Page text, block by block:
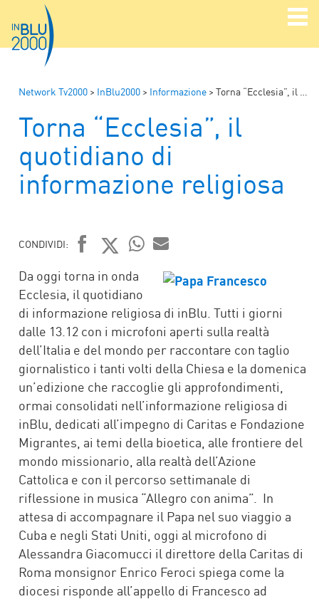
Network Tv2000 > InBlu2000 > Informazione > Torna “Ecclesia”, il quotidiano di informazione religiosa
Torna “Ecclesia”, il
quotidiano di
informazione religiosa
CONDIVIDI:
FACEBOOK
TWITTER
WHATSAPP
MAIL
Da oggi torna in onda
Ecclesia, il quotidiano
di informazione religiosa di inBlu. Tutti i giorni
dalle 13.12 con i microfoni aperti sulla realtà
dell’Italia e del mondo per raccontare con taglio
giornalistico i tanti volti della Chiesa e la domenica
un’edizione che raccoglie gli approfondimenti,
ormai consolidati nell’informazione religiosa di
inBlu, dedicati all’impegno di Caritas e Fondazione
Migrantes, ai temi della bioetica, alle frontiere del
mondo missionario, alla realtà dell’Azione
Cattolica e con il percorso settimanale di
riflessione in musica “Allegro con anima”. In
attesa di accompagnare il Papa nel suo viaggio a
Cuba e negli Stati Uniti, oggi al microfono di
Alessandra Giacomucci il direttore della Caritas di
Roma monsignor Enrico Feroci spiega come la
diocesi risponde all’appello di Francesco ad